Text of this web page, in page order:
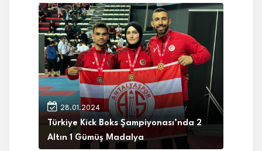
28.01.2024
Türkiye Kick Boks Şampiyonası’nda 2
Altın 1 Gümüş Madalya